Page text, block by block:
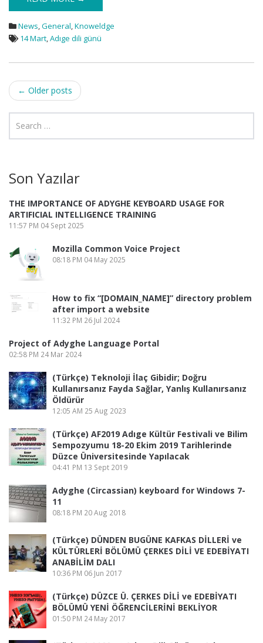
News,General,Knoweldge
14 Mart,Adıge dili günü
Post
navigation
← Older posts
Son Yazılar
THE IMPORTANCE OF ADYGHE KEYBOARD USAGE FOR
ARTIFICIAL INTELLIGENCE TRAINING
11:57 PM 04 Sept 2025
Mozilla Common Voice Project
08:18 PM 04 May 2025
How to fix “[DOMAIN_NAME]” directory problem
after import a website
11:32 PM 26 Jul 2024
Project of Adyghe Language Portal
02:58 PM 24 Mar 2024
(Türkçe) Teknoloji İlaç Gibidir; Doğru
Kullanırsanız Fayda Sağlar, Yanlış Kullanırsanız
Öldürür
12:05 AM 25 Aug 2023
(Türkçe) AF2019 Adıge Kültür Festivali ve Bilim
Sempozyumu 18-20 Ekim 2019 Tarihlerinde
Düzce Üniversitesinde Yapılacak
04:41 PM 13 Sept 2019
Adyghe (Circassian) keyboard for Windows 7-
11
08:18 PM 20 Aug 2018
(Türkçe) DÜNDEN BUGÜNE KAFKAS DİLLERİ ve
KÜLTÜRLERİ BÖLÜMÜ ÇERKES DİLİ VE EDEBİYATI
ANABİLİM DALI
10:36 PM 06 Jun 2017
(Türkçe) DÜZCE Ü. ÇERKES DİLİ ve EDEBİYATI
BÖLÜMÜ YENİ ÖĞRENCİLERİNİ BEKLİYOR
01:50 PM 24 May 2017